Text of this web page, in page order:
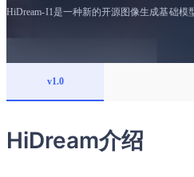
HiDream-I1是一种新的开源图像生成基础
v1.0
HiDream介绍